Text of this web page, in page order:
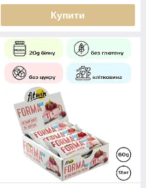
Купити